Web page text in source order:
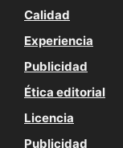
Calidad
Experiencia
Publicidad
Ética editorial
Licencia
Publicidad